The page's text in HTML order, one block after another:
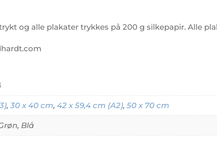
og alle plakater trykkes på 200 g silkepapir. Alle
,30 x 40 cm,42 x 59,4 cm (A2),50 x 70 cm
Blå